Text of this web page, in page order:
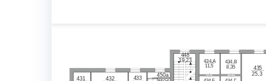
435
434.В
433
431 432
448
450а
8,35
25,3
19,23 434.А
11,5